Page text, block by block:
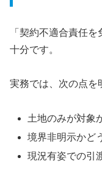
「契約不適合責任
十分です。
実務では、次の点を
土地のみが対象
境界非明示かど
現況有姿での引